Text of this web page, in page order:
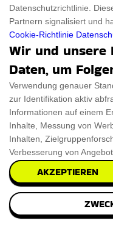
Datenschutzrichtlinie.
Partnern signalisiert und
Cookie-Richtlinie
Wir und unsere
Daten, um
Verwendung genauer
zur Identifikation aktiv
Informationen auf einem
Inhalte, Messung von
Inhalten,
Verbesserung von
AKZEPTIEREN